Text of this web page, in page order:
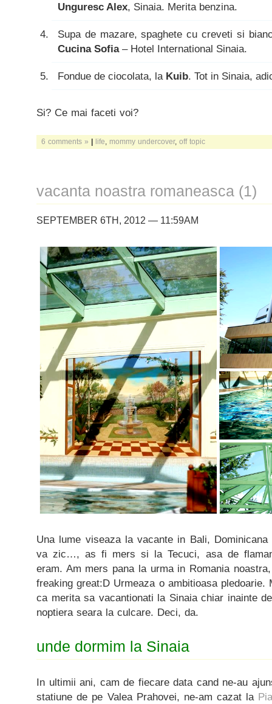
Unguresc Alex, Sinaia. Merita benzina.
Supa de mazare, spaghete cu creveti si
Cucina Sofia– Hotel International Sinaia.
Fondue de ciocolata, la Kuib. Tot in Sinaia,
Si? Ce mai faceti voi?
6 comments » | life mommy undercover, off topic
vacanta noastra romaneasca (1)
SEPTEMBER 6TH, 2012 — 11:59AM
Una lume viseaza la vacante in Bali,
va zic…, as fi mers si la Tecuci, asa de
eram. Am mers pana la urma in Romania
freaking great:D Urmeaza o ambitioasa
ca merita sa vacantionati la Sinaia chiar inainte
noptiera seara la culcare. Deci, da.
unde dormim la Sinaia
In ultimii ani, cam de fiecare data cand ne-au
statiune de pe Valea Prahovei, ne-am cazat la